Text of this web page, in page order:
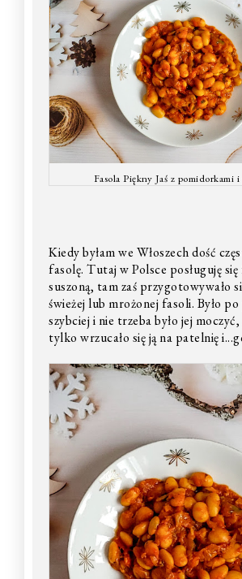
Fasola Piękny Jaś z pomidorkami
Kiedy byłam we Włoszech dość
fasolę. Tutaj w Polsce posługuję
suszoną, tam zaś przygotowywało
świeżej lub mrożonej fasoli. Było
szybciej i nie trzeba było jej
tylko wrzucało się ją na patelnię